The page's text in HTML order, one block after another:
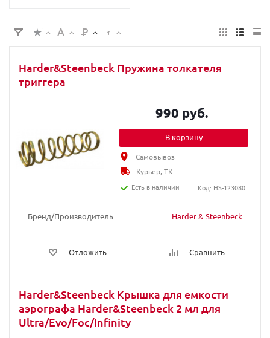
Harder&Steenbeck Пружина толкателя
триггера
Бренд/Производитель Harder & Steenbeck
Отложить Сравнить
990 руб.
В корзину
Самовывоз
Курьер, ТК
Есть в наличии
Код: HS-123080
Harder&Steenbeck Крышка для емкости
аэрографа Harder&Steenbeck 2 мл для
Ultra/Evo/Foc/Infinity